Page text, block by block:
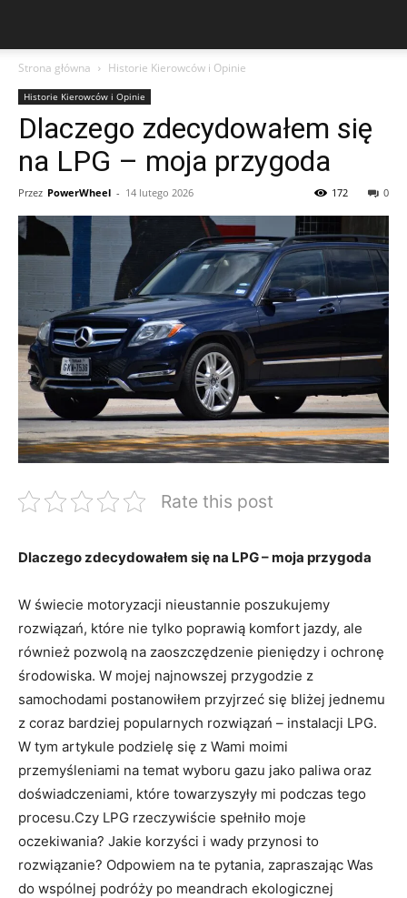
Strona główna Historie Kierowców i Opinie
Historie Kierowców i Opinie
Dlaczego zdecydowałem się
na LPG – moja przygoda
Przez PowerWheel - 14 lutego 2026 0
172
Rate this post
Dlaczego‌ zdecydowałem​ się na⁤ LPG – moja przygoda
W świecie motoryzacji nieustannie poszukujemy‌
rozwiązań, które nie tylko poprawią komfort jazdy, ale
również​ pozwolą na zaoszczędzenie pieniędzy i ochronę
środowiska. W mojej najnowszej ⁤przygodzie z‍
samochodami postanowiłem przyjrzeć się bliżej jednemu
z‌ coraz bardziej popularnych rozwiązań – instalacji LPG.
W tym artykule podzielę się z Wami moimi
przemyśleniami na temat wyboru gazu jako paliwa oraz
doświadczeniami, które towarzyszyły mi podczas tego
procesu.Czy LPG ⁤rzeczywiście spełniło moje
oczekiwania? Jakie korzyści i wady przynosi to
rozwiązanie? Odpowiem na te pytania, zapraszając Was
do wspólnej podróży po meandrach ekologicznej